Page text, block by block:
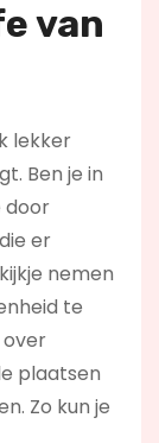
van
lekker
Ben je in
door
er
nemen
te
over
plaatsen
Zo kun je